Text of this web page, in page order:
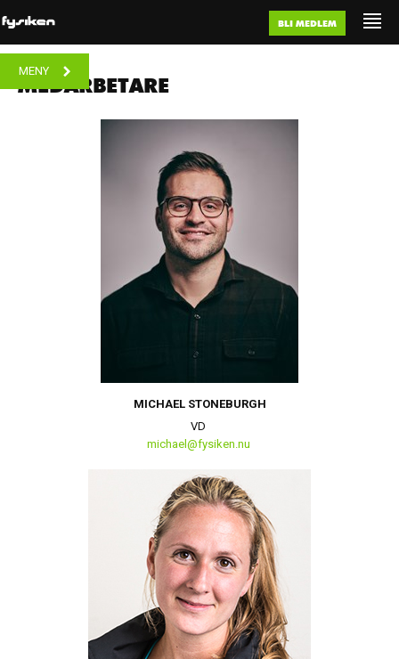
MENY
BLI MEDLEM
MEDARBETARE
MICHAEL STONEBURGH
VD
michael@fysiken.nu